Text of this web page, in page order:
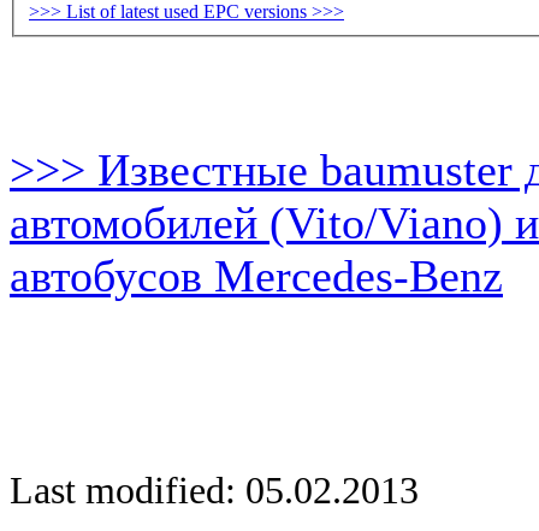
>>> List of latest used EPC versions >>>
>>> Известные baumuster
автомобилей (Vito/Viano)
автобусов Mercedes-Benz
Last modified: 05.02.2013